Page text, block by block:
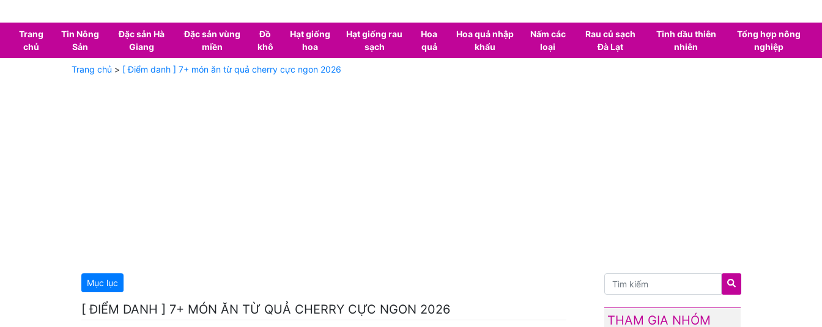
Trang
chủ
Tin Nông
Sản
Đặc sản Hà
Giang
Đặc sản vùng
miền
Đồ
khô
Hạt giống
hoa
Hạt giống rau
sạch
Hoa
quả
Hoa quả nhập
khẩu
Nấm các
loại
Rau củ sạch
Đà Lạt
Tinh dầu thiên
nhiên
Tổng hợp nông
nghiệp
Trang chủ > [ Điểm danh ] 7+ món ăn từ quả cherry cực ngon 2026
Mục lục
[ ĐIỂM DANH ] 7+ MÓN ĂN TỪ QUẢ CHERRY CỰC NGON 2026
THAM GIA NHÓM